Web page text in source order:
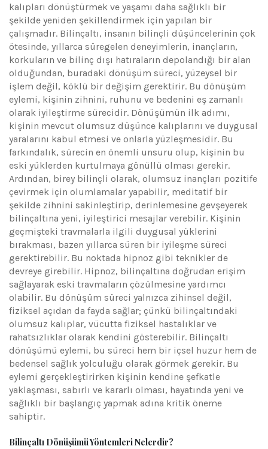
kalıpları dönüştürmek ve yaşamı daha sağlıklı bir
şekilde yeniden şekillendirmek için yapılan bir
çalışmadır. Bilinçaltı, insanın bilinçli düşüncelerinin çok
ötesinde, yıllarca süregelen deneyimlerin, inançların,
korkuların ve bilinç dışı hatıraların depolandığı bir alan
olduğundan, buradaki dönüşüm süreci, yüzeysel bir
işlem değil, köklü bir değişim gerektirir. Bu dönüşüm
eylemi, kişinin zihnini, ruhunu ve bedenini eş zamanlı
olarak iyileştirme sürecidir. Dönüşümün ilk adımı,
kişinin mevcut olumsuz düşünce kalıplarını ve duygusal
yaralarını kabul etmesi ve onlarla yüzleşmesidir. Bu
farkındalık, sürecin en önemli unsuru olup, kişinin bu
eski yüklerden kurtulmaya gönüllü olması gerekir.
Ardından, birey bilinçli olarak, olumsuz inançları pozitife
çevirmek için olumlamalar yapabilir, meditatif bir
şekilde zihnini sakinleştirip, derinlemesine gevşeyerek
bilinçaltına yeni, iyileştirici mesajlar verebilir. Kişinin
geçmişteki travmalarla ilgili duygusal yüklerini
bırakması, bazen yıllarca süren bir iyileşme süreci
gerektirebilir. Bu noktada hipnoz gibi teknikler de
devreye girebilir. Hipnoz, bilinçaltına doğrudan erişim
sağlayarak eski travmaların çözülmesine yardımcı
olabilir. Bu dönüşüm süreci yalnızca zihinsel değil,
fiziksel açıdan da fayda sağlar; çünkü bilinçaltındaki
olumsuz kalıplar, vücutta fiziksel hastalıklar ve
rahatsızlıklar olarak kendini gösterebilir. Bilinçaltı
dönüşümü eylemi, bu süreci hem bir içsel huzur hem de
bedensel sağlık yolculuğu olarak görmek gerekir. Bu
eylemi gerçekleştirirken kişinin kendine şefkatle
yaklaşması, sabırlı ve kararlı olması, hayatında yeni ve
sağlıklı bir başlangıç yapmak adına kritik öneme
sahiptir.
Bilinçaltı Dönüşümü Yöntemleri Nelerdir?